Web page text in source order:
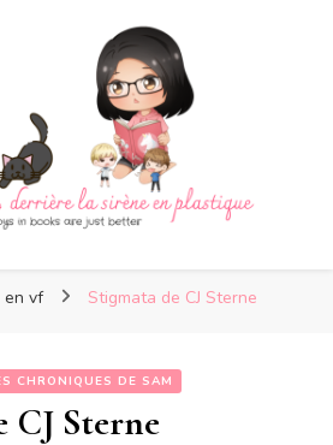
derrière la
en plastique
en plastique
en vf Stigmata de CJ Sterne
CHRONIQUES DE SAM
CJ Sterne